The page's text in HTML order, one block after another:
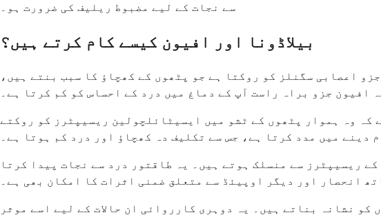
سے نجات کے لیے مضبوط ریلیف کی ضرورت ہو۔
بیلاڈونا اور افیون کیسے کام کرتے ہیں؟
اعصابی سگنلز کو روکتا ہے جو پٹھوں کے کھچاؤ کا سبب بنتے ہیں،
افیون جزو براہ راست آپ کے دماغ میں درد کے احساس کو کم کرتا ہے۔
کہ وہ ہموار پٹھوں کے ٹشو میں ایسیٹائلچولین ریسیپٹرز کو روکتے
میں مدد کرتا ہے، جس سے تکلیف دہ کھچاؤ اور درد کم ہوتا ہے۔
ریسیپٹرز سے منسلک ہوتے ہیں۔ یہ طاقتور درد سے نجات پیدا کرتا
انحصار اور دیگر اوپیئڈ سے متعلق ضمنی اثرات کا امکان بھی ہے۔
نشانہ بناتے ہیں۔ یہ دوہری کارروائی ان حالات کے لیے اسے موثر